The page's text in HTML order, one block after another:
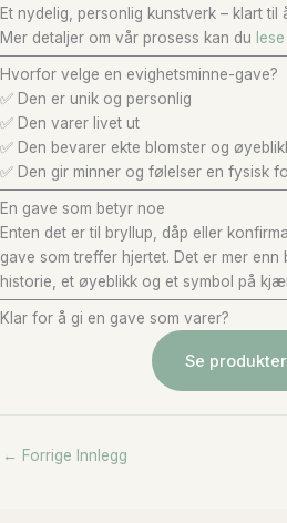
Et nydelig, personlig kunstverk – klart til
Mer detaljer om vår prosess kan du
Hvorfor velge en evighetsminne-gave?
✅ Den er unik og personlig
✅ Den varer livet ut
✅ Den bevarer ekte blomster og
✅ Den gir minner og følelser en fysisk
En gave som betyr noe
Enten det er til bryllup, dåp eller
gave som treffer hjertet. Det er mer enn
historie, et øyeblikk og et symbol på
Klar for å gi en gave som varer?
Se produkter
← Forrige Innlegg